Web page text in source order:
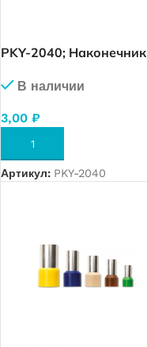
PKY-2040; Наконечник
(серый), упак. 500 шт.
В наличии
3,00 ₽
В КОРЗИНУ
Артикул: PKY-2040